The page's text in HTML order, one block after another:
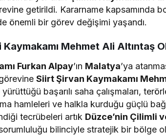
getirildi. Kararname kapsamında
önemli bir görev değişimi yaşandı.
Kaymakamı Mehmet Ali Altıntaş
Furkan Alpay’ın Malatya’ya
Siirt Şirvan Kaymakamı
başarılı saha çalışmaları,
hamleleri ve halkla kurduğu güçlü
tecrübeleri artık Düzce’nin Çilimli
bilinciyle stratejik bir bölge